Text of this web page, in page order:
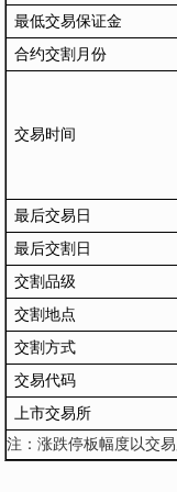
最低交易保证金
合约交割月份
交易时间
最后交易日
最后交割日
交割品级
交割地点
交割方式
交易代码
上市交易所
注：涨跌停板幅度以交